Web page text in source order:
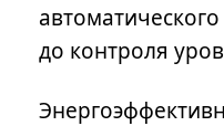
до контроля